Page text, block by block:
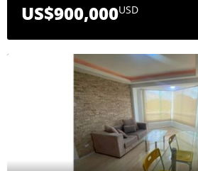
US$900,000USD